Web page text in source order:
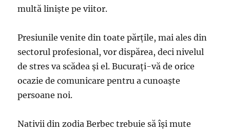
multă linişte pe viitor.
Presiunile venite din toate părţile, mai ales din
sectorul profesional, vor dispărea, deci nivelul
de stres va scădea şi el. Bucuraţi-vă de orice
ocazie de comunicare pentru a cunoaşte
persoane noi.
Nativii din zodia Berbec trebuie să își mute